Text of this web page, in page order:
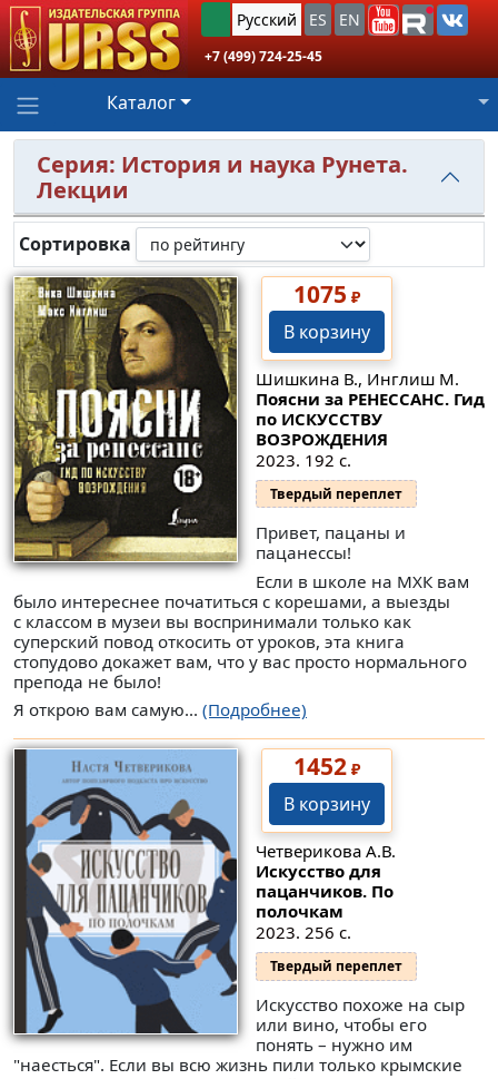
Русский ES EN
+7 (499) 724-25-45
Каталог
Серия: История и наука Рунета.
Лекции
Сортировка
1075 ₽
В корзину
Шишкина В., Инглиш М.
Поясни за РЕНЕССАНС. Гид
по ИСКУССТВУ
ВОЗРОЖДЕНИЯ
2023. 192 с.
Твердый переплет
Привет, пацаны и
пацанессы!
Если в школе на МХК вам
было интереснее початиться с корешами, а выезды
с классом в музеи вы воспринимали только как
суперский повод откосить от уроков, эта книга
стопудово докажет вам, что у вас просто нормального
препода не было!
Я открою вам самую... (Подробнее)
1452₽
В корзину
Четверикова А.В.
Искусство для
пацанчиков. По
полочкам
2023. 256 с.
Твердый переплет
Искусство похоже на сыр
или вино, чтобы его
понять – нужно им
"наесться". Если вы всю жизнь пили только крымские